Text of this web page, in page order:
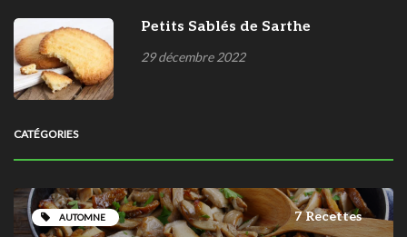
Petits Sablés de Sarthe
29 décembre 2022
CATÉGORIES
AUTOMNE 7 Recettes